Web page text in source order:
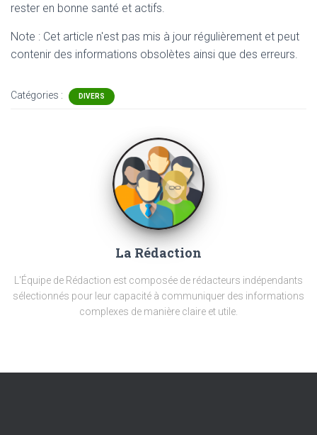
rester en bonne santé et actifs.
Note : Cet article n'est pas mis à jour régulièrement et peut
contenir des informations obsolètes ainsi que des erreurs.
Catégories : DIVERS
La Rédaction
L'Équipe de Rédaction est composée de rédacteurs indépendants
sélectionnés pour leur capacité à communiquer des informations
complexes de manière claire et utile.